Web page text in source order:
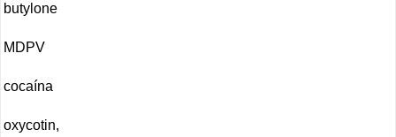
butylone
MDPV
cocaína
oxycotin,